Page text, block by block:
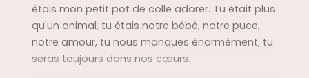
étais mon petit pot de colle adorer. Tu était plus
qu'un animal, tu étais notre bébé, notre puce,
notre amour, tu nous manques énormément, tu
seras toujours dans nos cœurs.